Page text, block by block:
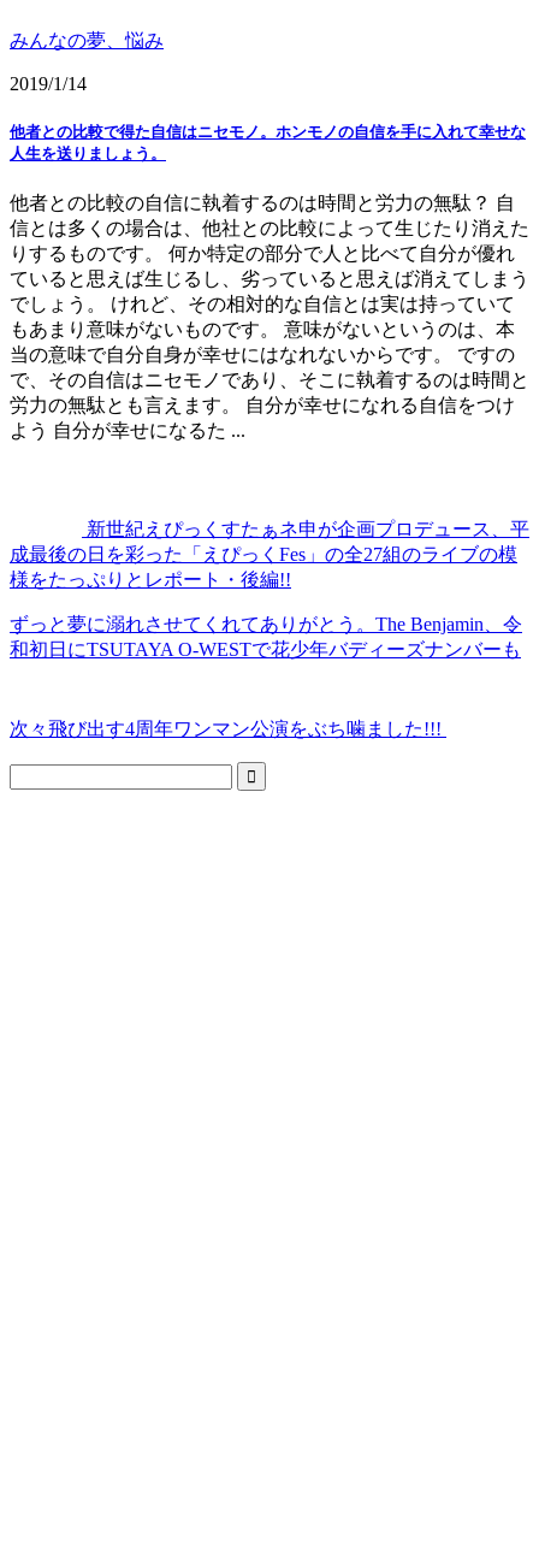
みんなの夢、悩み
2019/1/14
他者との比較で得た自信はニセモノ。ホンモノの自信を手に入れて幸せな
人生を送りましょう。
他者との比較の自信に執着するのは時間と労力の無駄？ 自
信とは多くの場合は、他社との比較によって生じたり消えた
りするものです。 何か特定の部分で人と比べて自分が優れ
ていると思えば生じるし、劣っていると思えば消えてしまう
でしょう。 けれど、その相対的な自信とは実は持っていて
もあまり意味がないものです。 意味がないというのは、本
当の意味で自分自身が幸せにはなれないからです。 ですの
で、その自信はニセモノであり、そこに執着するのは時間と
労力の無駄とも言えます。 自分が幸せになれる自信をつけ
よう 自分が幸せになるた ...
新世紀えぴっくすたぁネ申が企画プロデュース、平
成最後の日を彩った「えぴっくFes」の全27組のライブの模
様をたっぷりとレポート・後編!!
ずっと夢に溺れさせてくれてありがとう。The Benjamin、令
和初日にTSUTAYA O-WESTで花少年バディーズナンバーも
次々飛び出す4周年ワンマン公演をぶち噛ました!!!